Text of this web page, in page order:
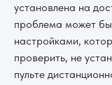
установлена на
проблема может
настройками,
проверить, не
пульте